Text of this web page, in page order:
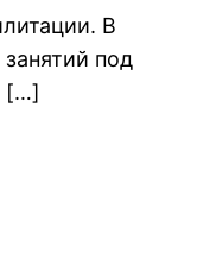
В
под
[…]